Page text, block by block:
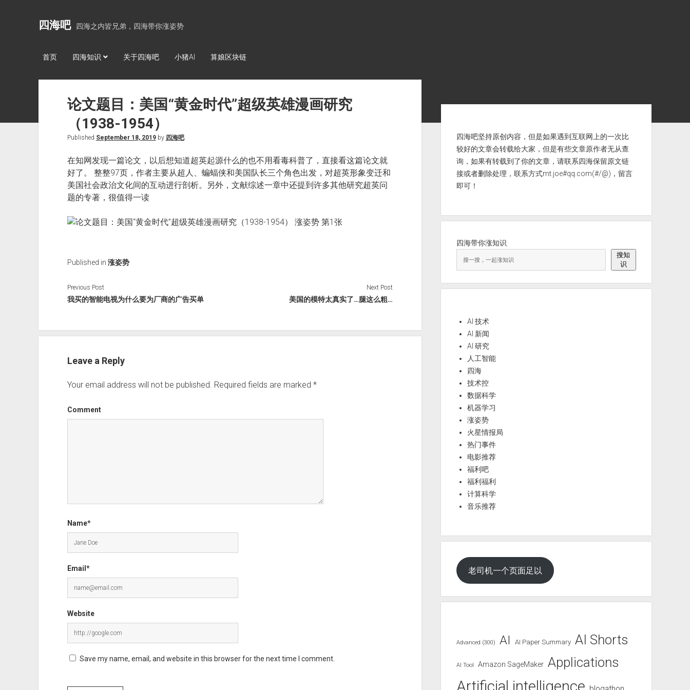
四海吧 四海之内皆兄弟，四海带你涨姿势
首页 四海知识 关于四海吧 小猪AI 算娘区块链
论文题目：美国“黄金时代”超级英雄漫画研究
（1938-1954）
Published September 18, 2019by 四海吧
在知网发现一篇论文，以后想知道超英起源什么的也不用看毒科普了，直接看这篇论文就
好了。 ​​​​整整97页，作者主要从超人、蝙蝠侠和美国队长三个角色出发，对超英形象变迁和
美国社会政治文化间的互动进行剖析。另外，文献综述一章中还提到许多其他研究超英问
题的专著，很值得一读
Published in 涨姿势
Previous Post
我买的智能电视为什么要为厂商的广告买单
Next Post
美国的模特太真实了…腿这么粗…
Leave a Reply
Your email address will not be published. Required fields are marked *
Comment
Name*
Email*
Website
Save my name, email, and website in this browser for the next time I comment.
四海吧坚持原创内容，但是如果遇到互联网上的一次比
较好的文章会转载给大家，但是有些文章原作者无从查
询，如果有转载到了你的文章，请联系四海保留原文链
接或者删除处理，联系方式mt.joe#qq.com(#/@)，留言
即可！
四海带你涨知识
搜知
识
AI 技术
AI 新闻
AI 研究
人工智能
四海
技术控
数据科学
机器学习
涨姿势
火星情报局
热门事件
电影推荐
福利吧
福利福利
计算科学
音乐推荐
老司机一个页面足以
Advanced (300) AI AI Paper Summary AI Shorts
AI Tool Amazon SageMaker Applications
Artificial intelligence